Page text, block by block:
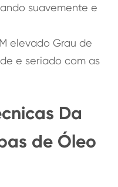
suavemente e
elevado Grau de
e seriado com as
Da
de Óleo